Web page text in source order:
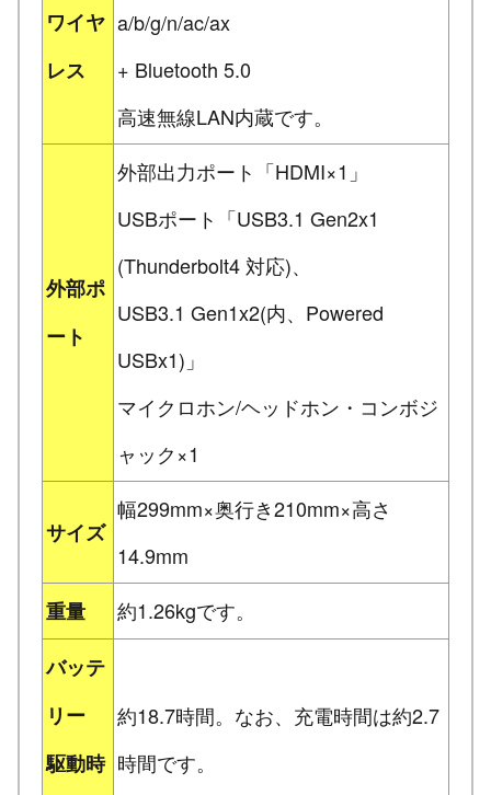
ワイヤ
レス
a/b/g/n/ac/ax
+ Bluetooth 5.0
高速無線LAN内蔵です。
外部ポ
ート
外部出力ポート「HDMI×1」
USBポート「USB3.1 Gen2x1
(Thunderbolt4 対応)、
USB3.1 Gen1x2(内、Powered
USBx1)」
マイクロホン/ヘッドホン・コンボジ
ャック×1
サイズ
幅299mm×奥行き210mm×高さ
14.9mm
重量
約1.26kgです。
バッテ
リー
駆動時
約18.7時間。なお、充電時間は約2.7
時間です。